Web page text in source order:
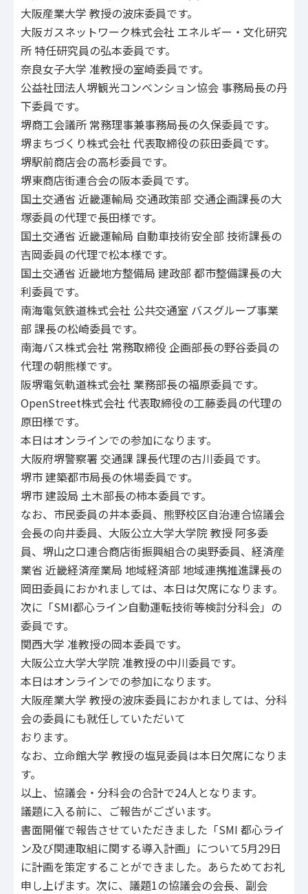
大阪産業大学 教授の波床委員です。
大阪ガスネットワーク株式会社 エネルギー・文化研究
所 特任研究員の弘本委員です。
奈良女子大学 准教授の室崎委員です。
公益社団法人堺観光コンベンション協会 事務局長の丹
下委員です。
堺商工会議所 常務理事兼事務局長の久保委員です。
堺まちづくり株式会社 代表取締役の荻田委員です。
堺駅前商店会の高杉委員です。
堺東商店街連合会の阪本委員です。
国土交通省 近畿運輸局 交通政策部 交通企画課長の大
塚委員の代理で長田様です。
国土交通省 近畿運輸局 自動車技術安全部 技術課長の
吉岡委員の代理で松本様です。
国土交通省 近畿地方整備局 建政部 都市整備課長の大
利委員です。
南海電気鉄道株式会社 公共交通室 バスグループ事業
部 課長の松崎委員です。
南海バス株式会社 常務取締役 企画部長の野谷委員の
代理の朝熊様です。
阪堺電気軌道株式会社 業務部長の福原委員です。
OpenStreet株式会社 代表取締役の工藤委員の代理の
原田様です。
本日はオンラインでの参加になります。
大阪府堺警察署 交通課 課長代理の古川委員です。
堺市 建築都市局長の休場委員です。
堺市 建設局 土木部長の柿本委員です。
なお、市民委員の井本委員、熊野校区自治連合協議会
会長の向井委員、大阪公立大学大学院 教授 阿多委
員、堺山之口連合商店街振興組合の奥野委員、経済産
業省 近畿経済産業局 地域経済部 地域連携推進課長の
岡田委員におかれましては、本日は欠席になります。
次に「SMI都心ライン自動運転技術等検討分科会」の
委員です。
関西大学 准教授の岡本委員です。
大阪公立大学大学院 准教授の中川委員です。
本日はオンラインでの参加になります。
大阪産業大学 教授の波床委員におかれましては、分科
会の委員にも就任していただいて
おります。
なお、立命館大学 教授の塩見委員は本日欠席になりま
す。
以上、協議会・分科会の合計で24人となります。
議題に入る前に、ご報告がございます。
書面開催で報告させていただきました「SMI 都心ライ
ン及び関連取組に関する導入計画」について5月29日
に計画を策定することができました。あらためてお礼
申し上げます。次に、議題1の協議会の会長、副会